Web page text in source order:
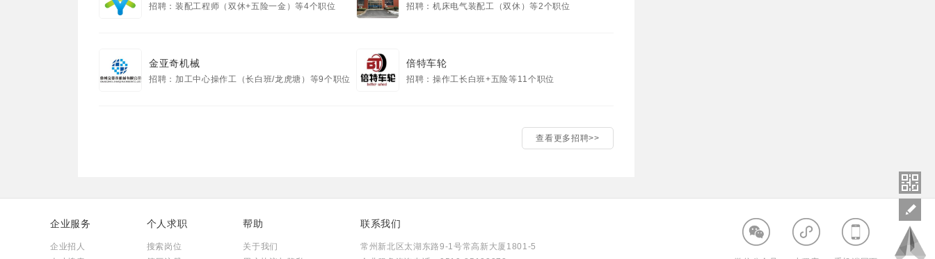
招聘：装配工程师（双休+五险一金）等4个职位 招聘：机床电气装配工（双休）等2个职位
金亚奇机械
招聘：加工中心操作工（长白班/龙虎塘）等9个职位
倍特车轮
招聘：操作工长白班+五险等11个职位
查看更多招聘>>
企业服务
企业招人
个人求职
搜索岗位
帮助
关于我们
联系我们
常州新北区太湖东路9-1号常高新大厦1801-5